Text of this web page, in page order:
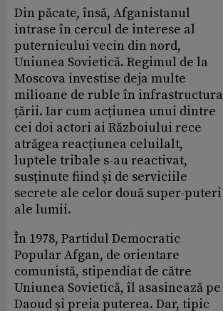
Din păcate, însă, Afganistanul
intrase în cercul de interese al
puternicului vecin din nord,
Uniunea Sovietică. Regimul de la
Moscova investise deja multe
milioane de ruble în infrastructura
țării. Iar cum acțiunea unui dintre
cei doi actori ai Războiului rece
atrăgea reacțiunea celuilalt,
luptele tribale s-au reactivat,
susținute fiind și de serviciile
secrete ale celor două super-puteri
ale lumii.
În 1978, Partidul Democratic
Popular Afgan, de orientare
comunistă, stipendiat de către
Uniunea Sovietică, îl asasinează pe
Daoud și preia puterea. Dar, tipic